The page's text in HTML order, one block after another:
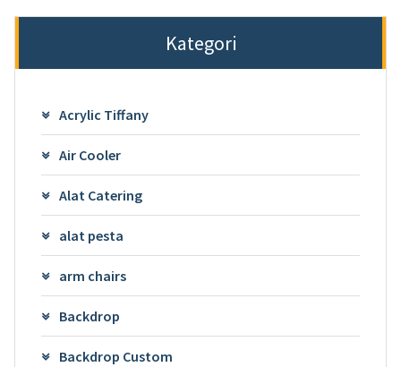
Kategori
Acrylic Tiffany
Air Cooler
Alat Catering
alat pesta
arm chairs
Backdrop
Backdrop Custom